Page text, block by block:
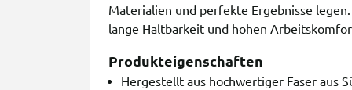
Materialien und perfekte Ergebnisse
lange Haltbarkeit und hohen
Produkteigenschaften
Hergestellt aus hochwertiger Faser aus